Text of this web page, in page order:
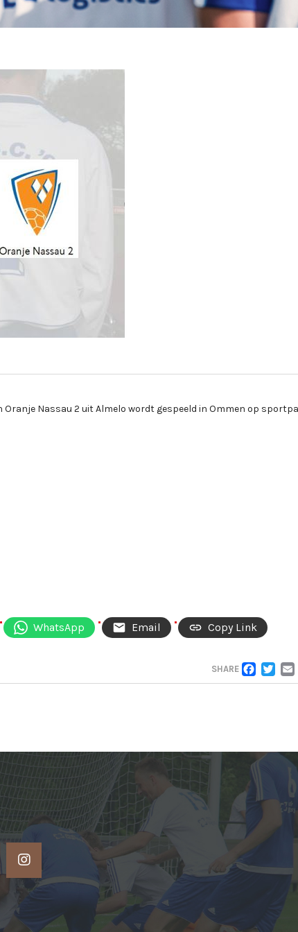
Nassau 2 uit Almelo wordt gespeeld in Ommen op
WhatsApp Email Copy Link
SHARE